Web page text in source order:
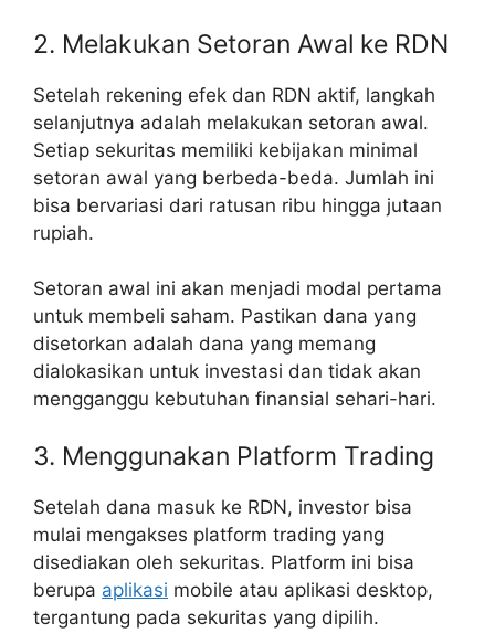
2. Melakukan Setoran Awal ke RDN
Setelah rekening efek dan RDN aktif, langkah
selanjutnya adalah melakukan setoran awal.
Setiap sekuritas memiliki kebijakan minimal
setoran awal yang berbeda-beda. Jumlah ini
bisa bervariasi dari ratusan ribu hingga jutaan
rupiah.
Setoran awal ini akan menjadi modal pertama
untuk membeli saham. Pastikan dana yang
disetorkan adalah dana yang memang
dialokasikan untuk investasi dan tidak akan
mengganggu kebutuhan finansial sehari-hari.
3. Menggunakan Platform Trading
Setelah dana masuk ke RDN, investor bisa
mulai mengakses platform trading yang
disediakan oleh sekuritas. Platform ini bisa
berupa aplikasi mobile atau aplikasi desktop,
tergantung pada sekuritas yang dipilih.